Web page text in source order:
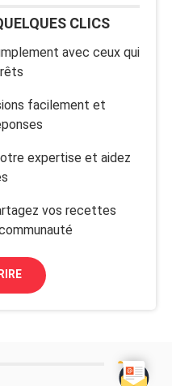
CLICS
avec ceux qui
facilement et
expertise et aidez
vos recettes